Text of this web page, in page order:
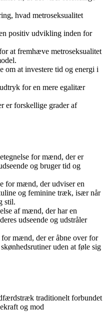
hvad metroseksualitet
positiv udvikling inden for
at fremhæve metroseksualitet
om at investere tid og energi i
for en mere egalitær
er forskellige grader af
for mænd, der er
og bruger tid og
for mænd, der udviser en
og feminine træk, især når
stil.
af mænd, der har en
udseende og udstråler
mænd, der er åbne over for
uden at føle sig
traditionelt forbundet
og mod